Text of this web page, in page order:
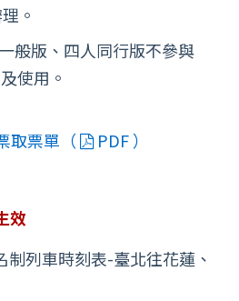
。
般版、四人同行版不參與
使用。
取票單（
PDF ）
效
列車時刻表-臺北往花蓮、